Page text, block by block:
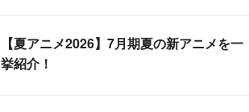
【夏アニメ2026】7月期夏の新アニメを一
挙紹介！